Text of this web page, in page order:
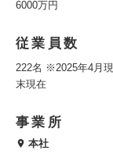
6000万円
従業員数
222名 ※2025年4月
末現在
事業所
本社